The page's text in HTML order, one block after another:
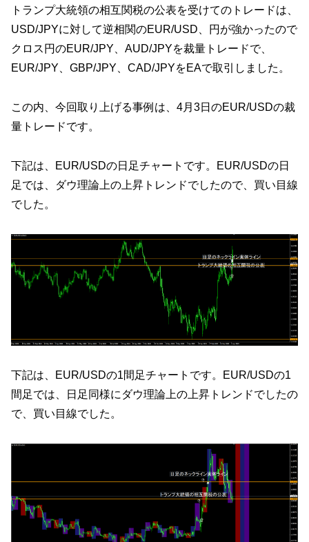
トランプ大統領の相互関税の公表を受けてのトレードは、
USD/JPYに対して逆相関のEUR/USD、円が強かったので
クロス円のEUR/JPY、AUD/JPYを裁量トレードで、
EUR/JPY、GBP/JPY、CAD/JPYをEAで取引しました。
この内、今回取り上げる事例は、4月3日のEUR/USDの裁
量トレードです。
下記は、EUR/USDの日足チャートです。EUR/USDの日
足では、ダウ理論上の上昇トレンドでしたので、買い目線
でした。
下記は、EUR/USDの1間足チャートです。EUR/USDの1
間足では、日足同様にダウ理論上の上昇トレンドでしたの
で、買い目線でした。